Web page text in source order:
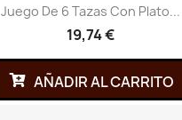
Juego De 6 Tazas Con Plato...
19,74 €
AÑADIR AL CARRITO